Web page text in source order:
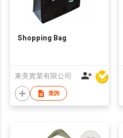
Shopping Bag
東美實業有限公司
查詢